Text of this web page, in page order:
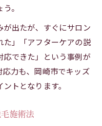
。
出たが、すぐにサロン
た」「アフターケアの説
できた」という事例が
力も、岡崎市でキッズ
トとなります。
施術法